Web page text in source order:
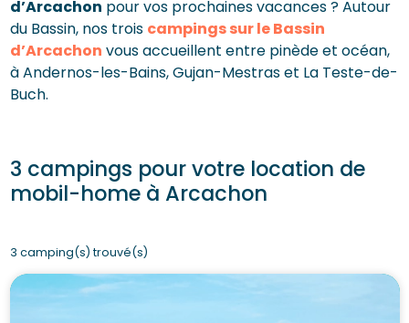
d’Arcachon pour vos prochaines vacances ? Autour
du Bassin, nos trois campings sur le Bassin
d’Arcachon vous accueillent entre pinède et océan,
à Andernos-les-Bains, Gujan-Mestras et La Teste-de-
Buch.
3 campings pour votre location de
mobil-home à Arcachon
3 camping(s) trouvé(s)